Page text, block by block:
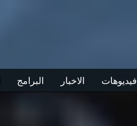
البرامج الاخبار فيديوهات